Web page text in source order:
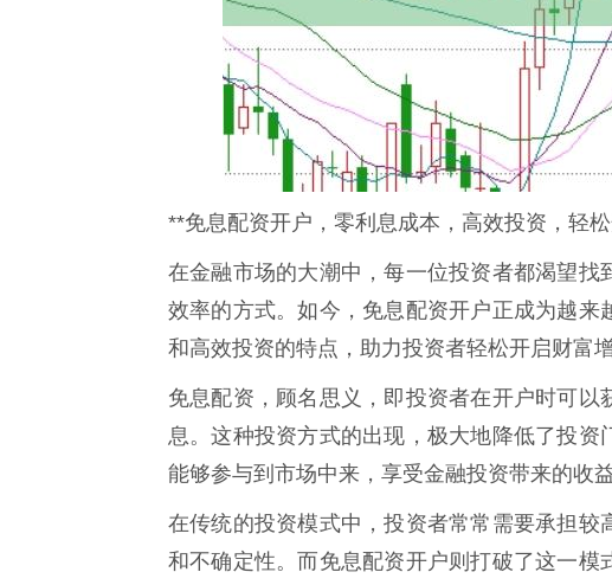
**免息配资开户，零利息成本，高效投资，轻
在金融市场的大潮中，每一位投资者都渴望
效率的方式。如今，免息配资开户正成为越
和高效投资的特点，助力投资者轻松开启财富增
免息配资，顾名思义，即投资者在开户时可以
息。这种投资方式的出现，极大地降低了投
能够参与到市场中来，享受金融投资带来的收益
在传统的投资模式中，投资者常常需要承担
和不确定性。而免息配资开户则打破了这一